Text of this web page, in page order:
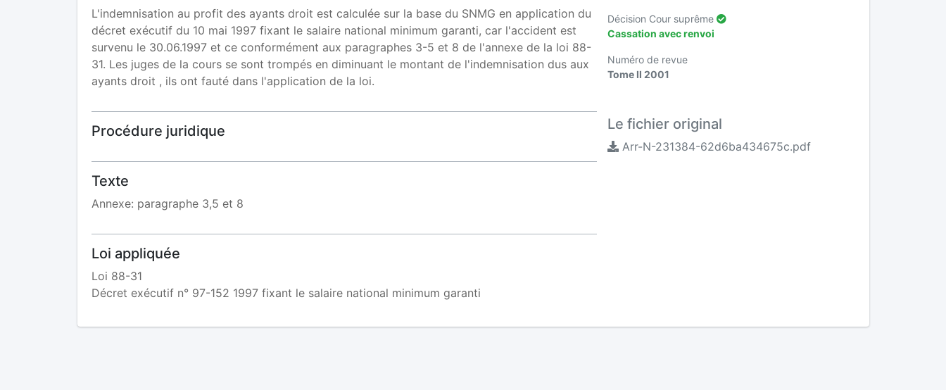
L'indemnisation au profit des ayants droit est calculée sur la base du SNMG en application du
décret exécutif du 10 mai 1997 fixant le salaire national minimum garanti, car l'accident est
survenu le 30.06.1997 et ce conformément aux paragraphes 3-5 et 8 de l'annexe de la loi 88-
31. Les juges de la cours se sont trompés en diminuant le montant de l'indemnisation dus aux
ayants droit , ils ont fauté dans l'application de la loi.
Procédure juridique
Texte
Annexe: paragraphe 3,5 et 8
Loi appliquée
Loi 88-31
Décret exécutif n° 97-152 1997 fixant le salaire national minimum garanti
Décision Cour suprême
Cassation avec renvoi
Numéro de revue
Tome II 2001
Le fichier original
Arr-N-231384-62d6ba434675c.pdf